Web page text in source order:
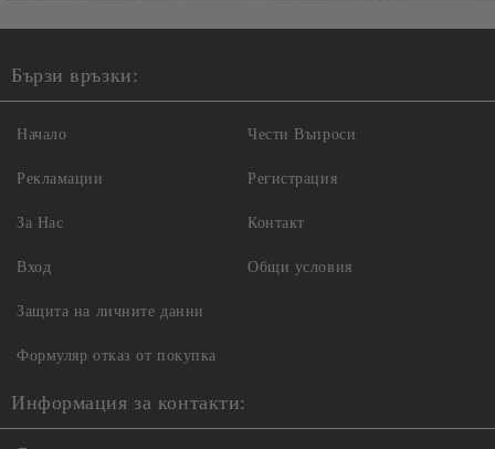
Бързи връзки:
Начало
Рекламации
За Нас
Вход
Чести Въпроси
Регистрация
Контакт
Общи условия
Защита на личните данни
Формуляр отказ от покупка
Информация за контакти: